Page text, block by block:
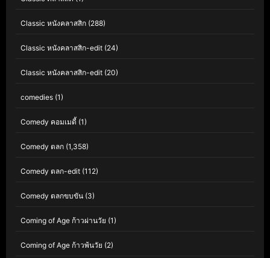
Classic หนังคลาสสิก (288)
Classic หนังคลาสสิก-edit (24)
Classic หนังคลาสสิก-edit (20)
comedies (1)
Comedy คอมเมดี้ (1)
Comedy ตลก (1,358)
Comedy ตลก-edit (112)
Comedy ตลกขบขัน (3)
Coming of Age ก้าวผ่านวัย (1)
Coming of Age ก้าวพ้นวัย (2)